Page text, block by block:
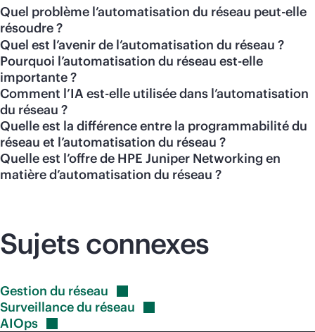
Quel problème l’automatisation du réseau peut-elle
résoudre ?
Quel est l’avenir de l’automatisation du réseau ?
Pourquoi l’automatisation du réseau est-elle
importante ?
Comment l’IA est-elle utilisée dans l’automatisation
du réseau ?
Quelle est la différence entre la programmabilité du
réseau et l’automatisation du réseau ?
Quelle est l’offre de HPE Juniper Networking en
matière d’automatisation du réseau ?
Sujets connexes
Gestion du réseau
Surveillance du réseau
AIOps